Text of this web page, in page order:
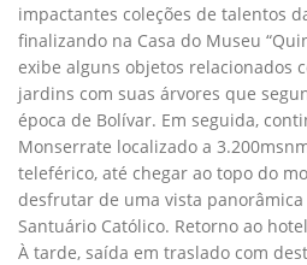
impactantes coleções de talentos
finalizando na Casa do Museu
exibe alguns objetos relacionados
jardins com suas árvores que
época de Bolívar. Em seguida,
Monserrate localizado a
teleférico, até chegar ao topo do
desfrutar de uma vista
Santuário Católico. Retorno ao
À tarde, saída em traslado com